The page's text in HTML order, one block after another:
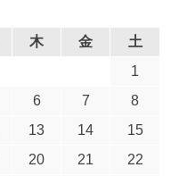
木 金 土
1
6 7
8
13 14
15
20 21
22